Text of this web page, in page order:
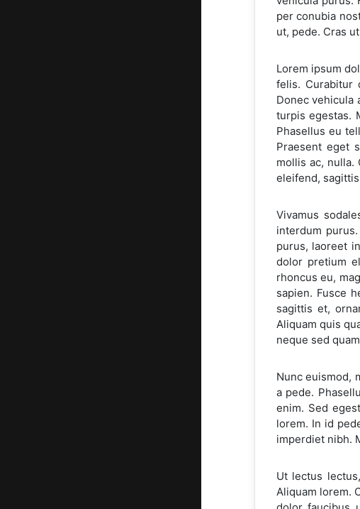
per conubia
ut, pede. Cras
Lorem ipsum
felis. Curabitur
Donec vehicula
turpis egestas.
Phasellus eu
Praesent eget
mollis ac, nulla.
eleifend,
Vivamus
interdum
purus, laoreet
dolor pretium
rhoncus eu,
sapien. Fusce
sagittis et,
Aliquam quis
neque sed
Nunc euismod,
a pede.
enim. Sed
lorem. In id
imperdiet nibh.
Ut lectus
Aliquam lorem.